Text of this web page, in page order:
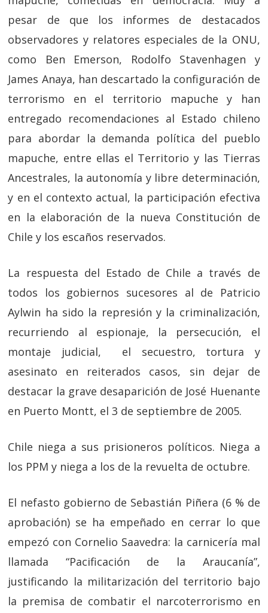
pesar de que los informes de destacados
observadores y relatores especiales de la ONU,
como Ben Emerson, Rodolfo Stavenhagen y
James Anaya, han descartado la configuración de
terrorismo en el territorio mapuche y han
entregado recomendaciones al Estado chileno
para abordar la demanda política del pueblo
mapuche, entre ellas el Territorio y las Tierras
Ancestrales, la autonomía y libre determinación,
y en el contexto actual, la participación efectiva
en la elaboración de la nueva Constitución de
Chile y los escaños reservados.
La respuesta del Estado de Chile a través de
todos los gobiernos sucesores al de Patricio
Aylwin ha sido la represión y la criminalización,
recurriendo al espionaje, la persecución, el
montaje judicial, el secuestro, tortura y
asesinato en reiterados casos, sin dejar de
destacar la grave desaparición de José Huenante
en Puerto Montt, el 3 de septiembre de 2005.
Chile niega a sus prisioneros políticos. Niega a
los PPM y niega a los de la revuelta de octubre.
El nefasto gobierno de Sebastián Piñera (6 % de
aprobación) se ha empeñado en cerrar lo que
empezó con Cornelio Saavedra: la carnicería mal
llamada “Pacificación de la Araucanía”,
justificando la militarización del territorio bajo
la premisa de combatir el narcoterrorismo en